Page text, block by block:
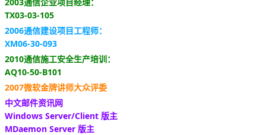
TX03-03-105
2006通信建设项目工程师：
XM06-30-093
2010通信施工安全生产培训：
AQ10-50-B101
2007微软金牌讲师大众评委
中文邮件资讯网
Windows Server/Client 版主
MDaemon Server 版主